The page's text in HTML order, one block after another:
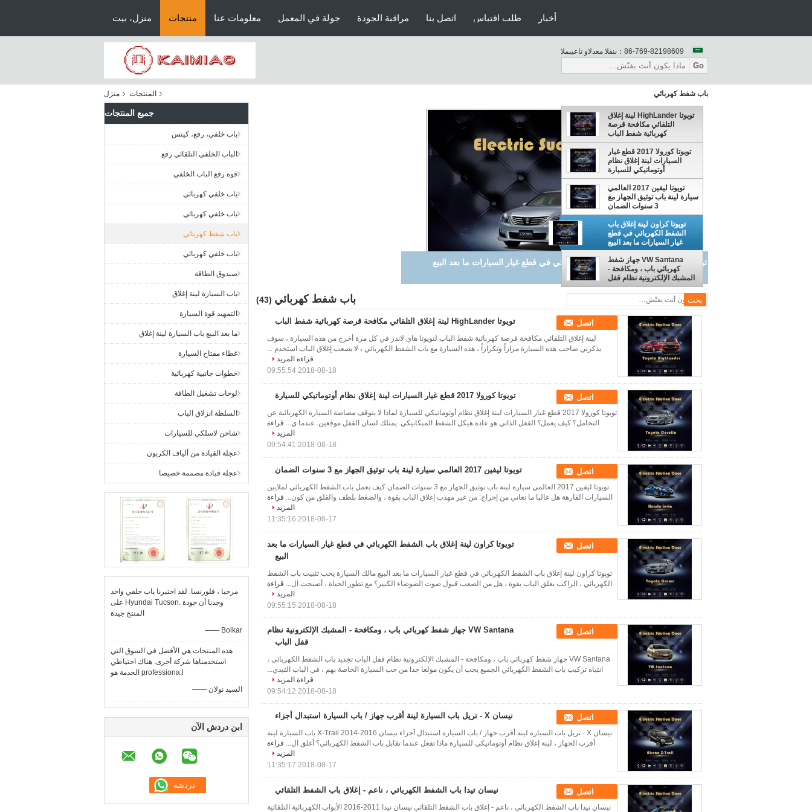
منزل، بيت منتجات معلومات عنا جولة في المعمل مراقبة الجودة اتصل بنا طلب اقتباس أخبار
المبيعات والدعم الفنى： 86-769-82198609
Go
منزل المنتجات باب شفط كهربائي
جميع المنتجات
باب خلفي، رفع، كيتس
الباب الخلفي التلقائي رفع
قوة رفع الباب الخلفي
باب خلفي كهربائي
باب خلفي كهربائي
باب شفط كهربائي
باب خلفي كهربائي
صندوق الطاقة
باب السيارة لينة إغلاق
التمهيد قوة السيارة
ما بعد البيع باب السيارة لينة إغلاق
غطاء مفتاح السيارة
خطوات جانبية كهربائية
لوحات تشغيل الطاقة
السلطة انزلاق الباب
شاحن لاسلكي للسيارات
عجلة القيادة من ألياف الكربون
عجلة قيادة مصممة خصيصا
مرحبا ، فلورنسا. لقد اختبرنا باب خلفي واحد
على Hyundai Tucson. وجدنا أن جودة
المنتج جيدة
—— Bolkar
هذه المنتجات هي الأفضل في السوق التي
استخدمناها شركة أخرى. هناك احتياطي
الخدمة هو professiona.l
—— السيد نولان
ابن دردش الآن
VW Santana جهاز شفط كهربائي باب ، ومكافحة - المشبك الإلكترونية نظام
قفل الباب
تويوتا HighLander لينة إغلاق
التلقائي مكافحة قرصة
كهربائية شفط الباب
تويوتا كورولا 2017 قطع غيار
السيارات لينة إغلاق نظام
أوتوماتيكي للسيارة
تويوتا ليفين 2017 العالمي
سيارة لينة باب توثيق الجهاز مع
3 سنوات الضمان
تويوتا كراون لينة إغلاق باب
الشفط الكهربائي في قطع
غيار السيارات ما بعد البيع
VW Santana جهاز شفط
كهربائي باب ، ومكافحة -
المشبك الإلكترونية نظام قفل
الباب
باب شفط كهربائي (43)
تويوتا HighLander لينة إغلاق التلقائي مكافحة قرصة كهربائية شفط الباب اتصل
لينة إغلاق التلقائي مكافحة قرصة كهربائية شفط الباب لتويوتا هاي لاندر في كل مرة أخرج من هذه السيارة ، سوف
يذكرني صاحب هذه السيارة مراراً وتكراراً ، هذه السيارة مع باب الشفط الكهربائي ، لا يصعب إغلاق الباب استخدم ...
قراءة المزيد
2018-08-18 09:55:54
تويوتا كورولا 2017 قطع غيار السيارات لينة إغلاق نظام أوتوماتيكي للسيارة اتصل
تويوتا كورولا 2017 قطع غيار السيارات لينة إغلاق نظام أوتوماتيكي للسيارة لماذا لا يتوقف مصاصة السيارة الكهربائية عن
التحامل؟ كيف يعمل؟ القفل الذاتي هو عادة هيكل الشفط الميكانيكي. يمتلك لسان القفل موقعين. عندما ي... قراءة
المزيد
2018-08-18 09:54:41
تويوتا ليفين 2017 العالمي سيارة لينة باب توثيق الجهاز مع 3 سنوات الضمان اتصل
تويوتا ليفين 2017 العالمي سيارة لينة باب توثيق الجهاز مع 3 سنوات الضمان كيف يعمل باب الشفط الكهربائي لملايين
السيارات الفارهة هل غالبا ما تعاني من إحراج: من غير مهذب إغلاق الباب بقوة ، والضغط بلطف والقلق من كون... قراءة
المزيد
2018-08-17 11:35:16
تويوتا كراون لينة إغلاق باب الشفط الكهربائي في قطع غيار السيارات ما بعد
البيع
اتصل
تويوتا كراون لينة إغلاق باب الشفط الكهربائي في قطع غيار السيارات ما بعد البيع مالك السيارة يحب تثبيت باب الشفط
الكهربائي ، الراكب يغلق الباب بقوة ، هل من الصعب قبول صوت الضوضاء الكبير؟ مع تطور الحياة ، أصبحت ال... قراءة
المزيد
2018-08-18 09:55:15
VW Santana جهاز شفط كهربائي باب ، ومكافحة - المشبك الإلكترونية نظام
قفل الباب
اتصل
VW Santana جهاز شفط كهربائي باب ، ومكافحة - المشبك الإلكترونية نظام قفل الباب تجديد باب الشفط الكهربائي ،
انتباه تركيب باب الشفط الكهربائي الجميع يجب أن يكون مولعا جدا من حب السيارة الخاصة بهم ، في الباب التبدي...
قراءة المزيد
2018-08-18 09:54:12
نيسان X - تريل باب السيارة لينة أقرب جهاز / باب السيارة استبدال أجزاء اتصل
نيسان X - تريل باب السيارة لينة أقرب جهاز / باب السيارة استبدال أجزاء نيسان X-Trail 2014-2016 باب السيارة لينة
أقرب الجهاز ، لينة إغلاق نظام أوتوماتيكي للسيارة ماذا تفعل عندما تقابل باب الشفط الكهربائي؟ أغلق ال... قراءة
المزيد
2018-08-17 11:35:17
نيسان تيدا باب الشفط الكهربائي ، ناعم - إغلاق باب الشفط التلقائي اتصل
نيسان تيدا باب الشفط الكهربائي ، ناعم - إغلاق باب الشفط التلقائي نيسان تيدا 2011-2016 الأبواب الكهربائية التلقائية